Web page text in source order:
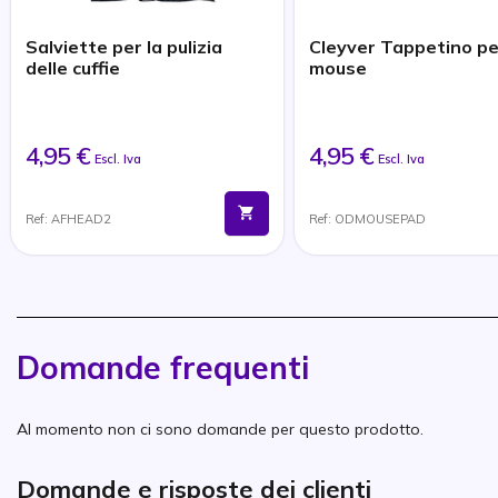
Salviette per la pulizia
delle cuffie
4,95 € Escl. Iva
Ref: AFHEAD2
Cleyver Tappetino
mouse
4,95 € Escl. Iva
Ref: ODMOUSEPAD
Domande frequenti
Al momento non ci sono domande per questo prodotto.
Domande e risposte dei clienti